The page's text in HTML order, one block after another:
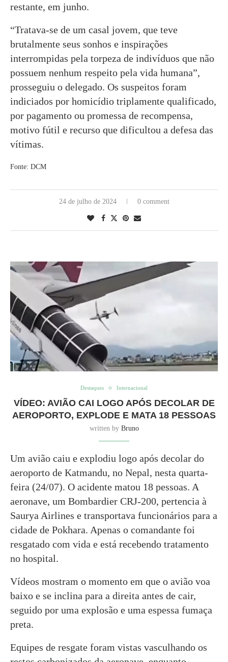
restante, em junho.
“Tratava-se de um casal jovem, que teve
brutalmente seus sonhos e inspirações
interrompidas pela torpeza de indivíduos que não
possuem nenhum respeito pela vida humana”,
prosseguiu o delegado. Os suspeitos foram
indiciados por homicídio triplamente qualificado,
por pagamento ou promessa de recompensa,
motivo fútil e recurso que dificultou a defesa das
vítimas.
Fonte: DCM
24 de julho de 2024 0 comment
Destaques Internacional
VÍDEO: AVIÃO CAI LOGO APÓS DECOLAR DE
AEROPORTO, EXPLODE E MATA 18 PESSOAS
written by Bruno
Um avião caiu e explodiu logo após decolar do
aeroporto de Katmandu, no Nepal, nesta quarta-
feira (24/07). O acidente matou 18 pessoas. A
aeronave, um Bombardier CRJ-200, pertencia à
Saurya Airlines e transportava funcionários para a
cidade de Pokhara. Apenas o comandante foi
resgatado com vida e está recebendo tratamento
no hospital.
Vídeos mostram o momento em que o avião voa
baixo e se inclina para a direita antes de cair,
seguido por uma explosão e uma espessa fumaça
preta.
Equipes de resgate foram vistas vasculhando os